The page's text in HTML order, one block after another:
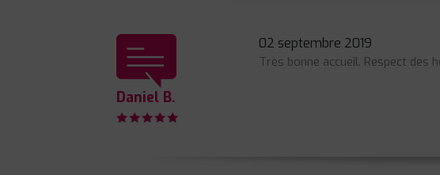
Daniel B.
02 septembre 2019
Très bonne accueil. Respect des